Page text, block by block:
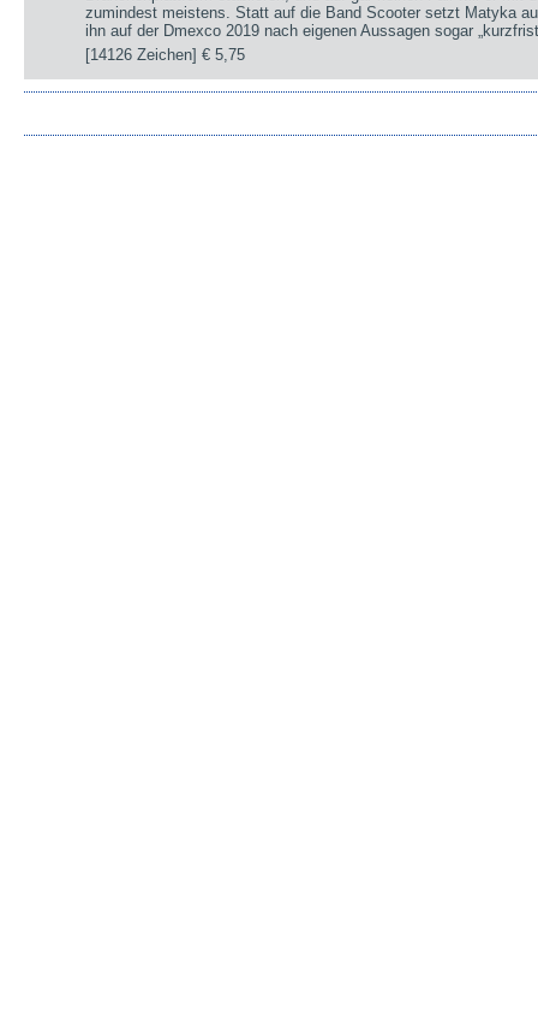
zumindest meistens. Statt auf die Band Scooter setzt Matyka
ihn auf der Dmexco 2019 nach eigenen Aussagen sogar
[14126 Zeichen]€ 5,75